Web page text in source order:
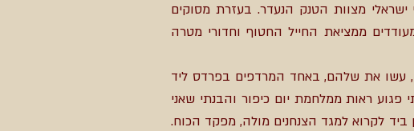
ג'יבריל מובילים שבוי ישראלי מצוות הטנק הנעדר. בעזרת מסוקים
ממציאת החייל החטוף וחדורי מטרה
עשו את שלהם, באחד המרדפים בפרדס ליד
ראות ממלחמת יום כיפור והבנתי שאני
לקרוא למגד הצנחנים מולה, מפקד הכוח.